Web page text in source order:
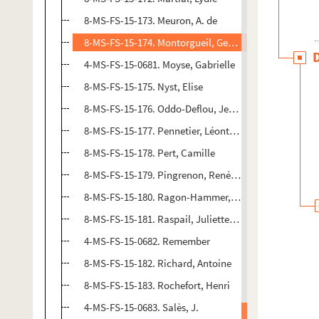
8-MS-FS-15-173. Meuron, A. de
8-MS-FS-15-174. Montorgueil, Georges
4-MS-FS-15-0681. Moyse, Gabrielle
8-MS-FS-15-175. Nyst, Elise
8-MS-FS-15-176. Oddo-Deflou, Jeanne
8-MS-FS-15-177. Pennetier, Léontine
8-MS-FS-15-178. Pert, Camille
8-MS-FS-15-179. Pingrenon, Renée (épouse Paul
8-MS-FS-15-180. Ragon-Hammer, A.
8-MS-FS-15-181. Raspail, Juliette François
4-MS-FS-15-0682. Remember
8-MS-FS-15-182. Richard, Antoine
8-MS-FS-15-183. Rochefort, Henri
4-MS-FS-15-0683. Salès, J.